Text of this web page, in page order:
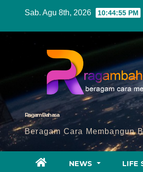
Sab. Agu 8th, 2026 10:44:56 PM
Ragam Bahasa
Beragam Cara Membangun
NEWS LIFE